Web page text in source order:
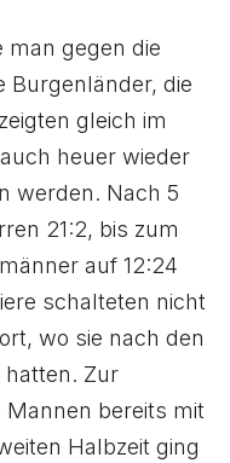
man gegen die
Burgenländer, die
gleich im
heuer wieder
werden. Nach 5
21:2, bis zum
auf 12:24
schalteten nicht
wo sie nach den
hatten. Zur
Mannen bereits mit
Halbzeit ging